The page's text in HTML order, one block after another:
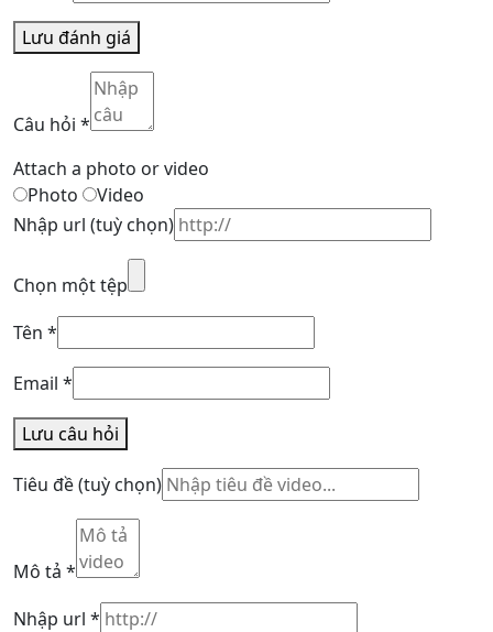
Lưu đánh giá
Câu hỏi *
Attach a photo or video
Photo
Video
Nhập url (tuỳ chọn)
Chọn một tệp
Tên *
Email *
Lưu câu hỏi
Tiêu đề(tuỳ chọn)
Mô tả *
Nhập url *